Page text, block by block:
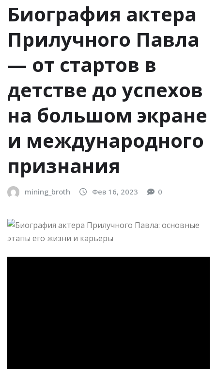
Биография актера
Прилучного Павла
— от стартов в
детстве до успехов
на большом экране
и международного
признания
mining_broth Фев 16, 2023 0